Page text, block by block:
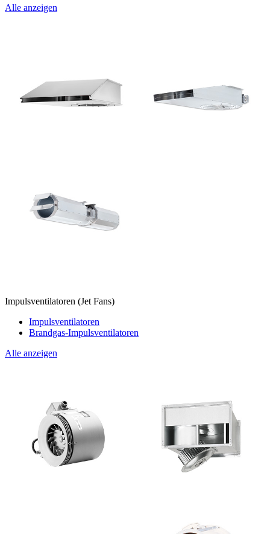
Alle anzeigen
Impulsventilatoren (Jet Fans)
Impulsventilatoren
Brandgas-Impulsventilatoren
Alle anzeigen